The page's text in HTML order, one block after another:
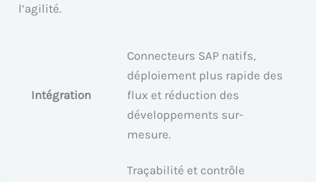
l’agilité.
Intégration
Connecteurs SAP natifs,
déploiement plus rapide des
flux et réduction des
développements sur-
mesure.
Traçabilité et contrôle